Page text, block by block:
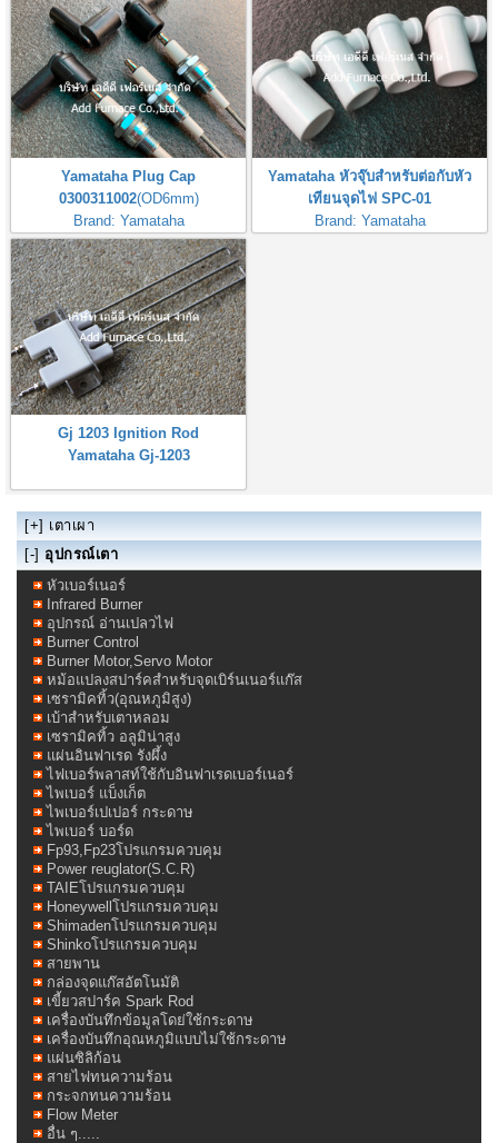
Yamataha Plug Cap
0300311002(OD6mm)
Brand: Yamataha
หัวจุ๊บสำหรับต่อกับหัวเทียนจุดไฟ
Yamataha หัวจุ๊บสำหรับต่อกับหัว
เทียนจุดไฟ SPC-01
Brand: Yamataha
Gj 1203 Ignition Rod
Yamataha Gj-1203
[+] เตาเผา
[-] อุปกรณ์เตา
หัวเบอร์เนอร์
Infrared Burner
อุปกรณ์ อ่านเปลวไฟ
Burner Control
Burner Motor,Servo Motor
หม้อแปลงสปาร์คสำหรับจุดเบิร์นเนอร์แก๊ส
เซรามิคทิ้ว(อุณหภูมิสูง)
เบ้าสำหรับเตาหลอม
เซรามิคทิ้ว อลูมิน่าสูง
แผ่นอินฟาเรด รังผึ้ง
ไฟเบอร์พลาสท์ใช้กับอินฟาเรดเบอร์เนอร์
ไพเบอร์ แบ็งเก็ต
ไพเบอร์เปเปอร์ กระดาษ
ไพเบอร์ บอร์ด
Fp93,Fp23โปรแกรมควบคุม
Power reuglator(S.C.R)
TAIEโปรแกรมควบคุม
Honeywellโปรแกรมควบคุม
Shimadenโปรแกรมควบคุม
Shinkoโปรแกรมควบคุม
สายพาน
กล่องจุดแก๊สอัตโนมัติ
เขี้ยวสปาร์ค Spark Rod
เครื่องบันทึกข้อมูลโดย่ใช้กระดาษ
เครื่องบันทึกอุณหภูมิแบบไม่ใช้กระดาษ
แผ่นซิลิก้อน
สายไฟทนความร้อน
กระจกทนความร้อน
Flow Meter
อื่น ๆ.....